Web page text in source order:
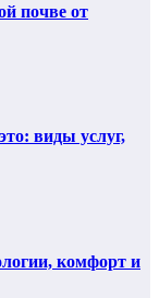
почве от
виды услуг,
комфорт и